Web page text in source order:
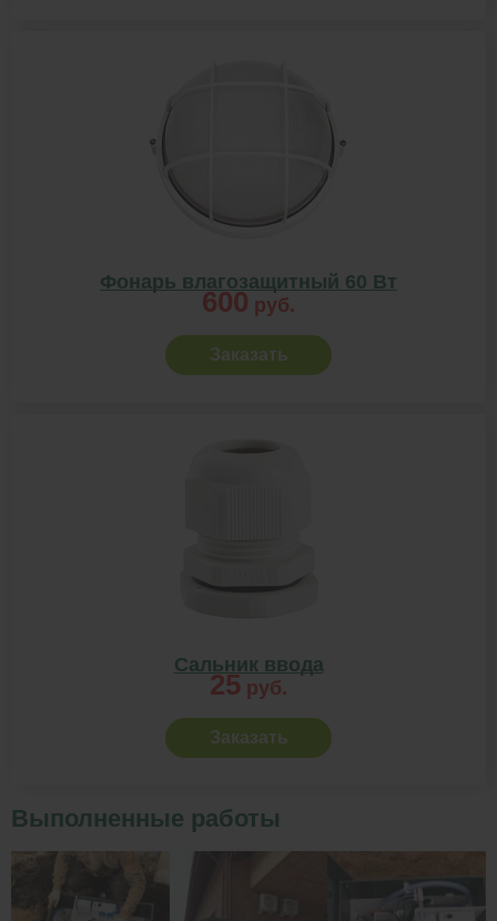
Фонарь влагозащитный 60 Вт
600 руб.
Заказать
Сальник ввода
25 руб.
Заказать
Выполненные работы